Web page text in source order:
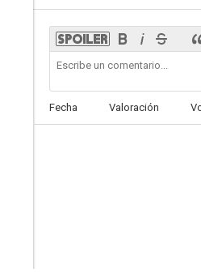
Mumbai Diaries
--
Fecha Valoración